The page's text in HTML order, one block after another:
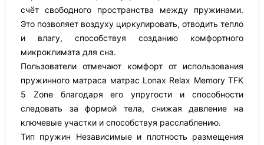
счёт свободного пространства между пружинами.
Это позволяет воздуху циркулировать, отводить тепло
и влагу, способствуя созданию комфортного
микроклимата для сна.
Пользователи отмечают комфорт от использования
пружинного матраса матрас Lonax Relax Memory TFK
5 Zone благодаря его упругости и способности
следовать за формой тела, снижая давление на
ключевые участки и способствуя расслаблению.
Тип пружин Независимые и плотность размещения